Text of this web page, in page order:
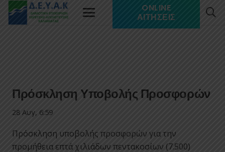
ONLINE
ΑΙΤΉΣΕΙΣ
Πρόσκληση Υποβολής Προσφορών
28 Αυγ, 6:59
Πρόσκληση υποβολής προσφορών για την
προμήθεια επτά χιλιάδων πεντακοσίων (7.500)